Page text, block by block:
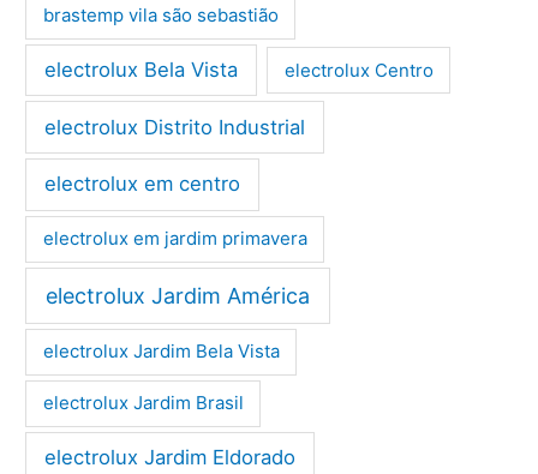
brastemp vila são sebastião
electrolux Bela Vista electrolux Centro
electrolux Distrito Industrial
electrolux em centro
electrolux em jardim primavera
electrolux Jardim América
electrolux Jardim Bela Vista
electrolux Jardim Brasil
electrolux Jardim Eldorado